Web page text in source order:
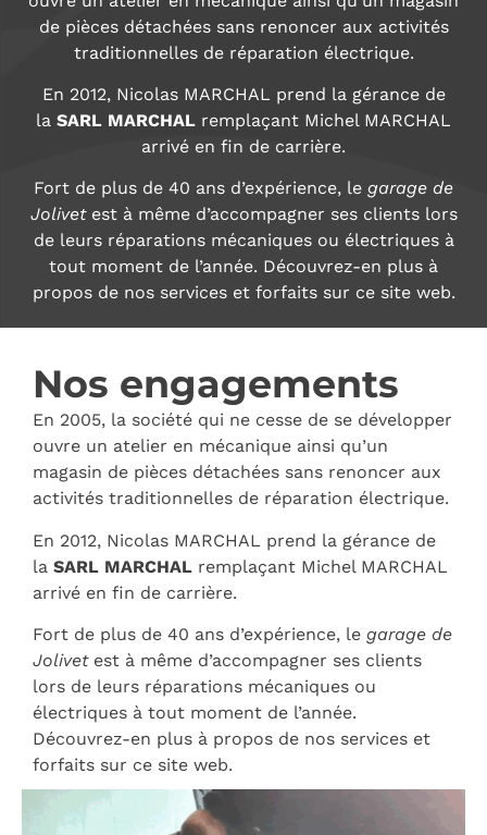
de pièces détachées sans renoncer aux activités
traditionnelles de réparation électrique.
En 2012, Nicolas MARCHAL prend la gérance de
la SARL MARCHAL remplaçant Michel MARCHAL
arrivé en fin de carrière.
Fort de plus de 40 ans d’expérience, le garage de
Jolivetest à même d’accompagner ses clients lors
de leurs réparations mécaniques ou électriques à
tout moment de l’année. Découvrez-en plus à
propos de nos services et forfaits sur ce site web.
Nos engagements
En 2005, la société qui ne cesse de se développer
ouvre un atelier en mécanique ainsi qu’un
magasin de pièces détachées sans renoncer aux
activités traditionnelles de réparation électrique.
En 2012, Nicolas MARCHAL prend la gérance de
la SARL MARCHAL remplaçant Michel MARCHAL
arrivé en fin de carrière.
Fort de plus de 40 ans d’expérience, le garage de
Jolivetest à même d’accompagner ses clients
lors de leurs réparations mécaniques ou
électriques à tout moment de l’année.
Découvrez-en plus à propos de nos services et
forfaits sur ce site web.